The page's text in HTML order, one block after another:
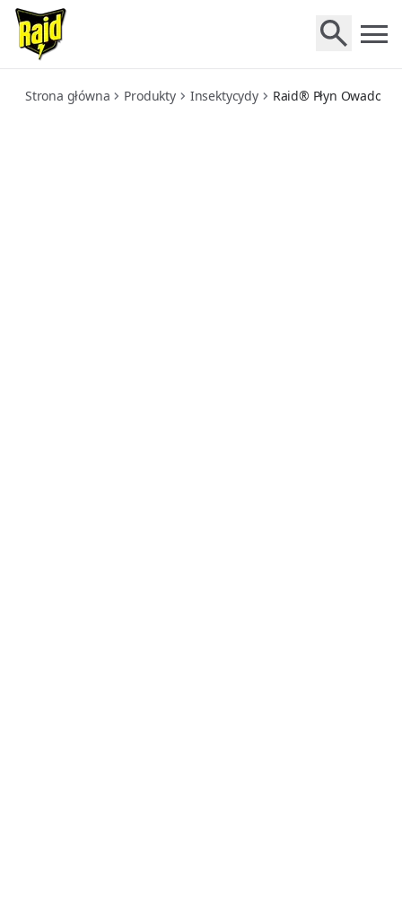
plyn-owadobojczy-przeciw-komarom-zapas-podwojny
Strona główna Produkty Insektycydy Raid® Płyn